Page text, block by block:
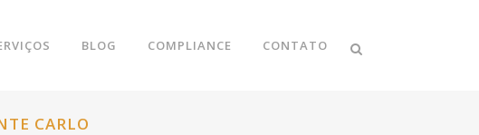
BLOG COMPLIANCE CONTATO
CARLO